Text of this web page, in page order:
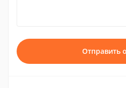
Отправить